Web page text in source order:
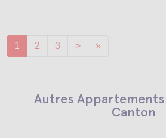
1 2 3 > »
Autres
Canton